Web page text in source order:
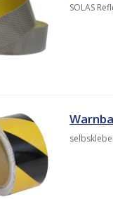
SOLAS